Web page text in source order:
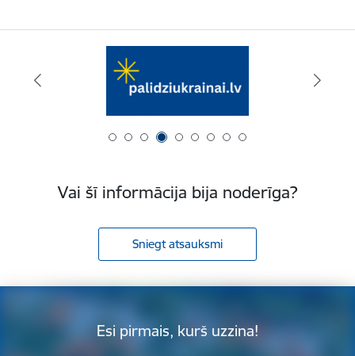
Vai šī informācija bija noderīga?
Sniegt atsauksmi
Esi pirmais, kurš uzzina!